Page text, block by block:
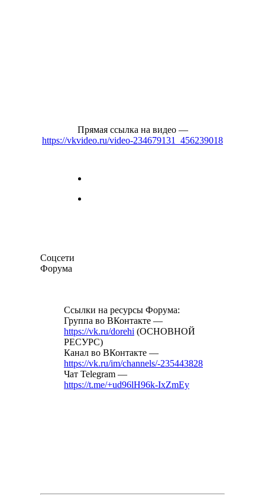
Прямая ссылка на видео —
https://vkvideo.ru/video-234679131_456239018
Соцсети
Форума
Ссылки на ресурсы Форума:
Группа во ВКонтакте —
https://vk.ru/dorehi (ОСНОВНОЙ
РЕСУРС)
Канал во ВКонтакте —
https://vk.ru/im/channels/-235443828
Чат Telegram —
https://t.me/+ud96lH96k-IxZmEy